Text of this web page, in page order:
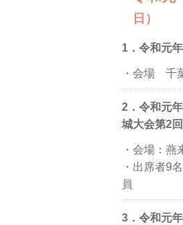
日）
1．令和元
・会場 千
2．令和元
城大会第2
・会場：
・出席者9
員
3．令和元